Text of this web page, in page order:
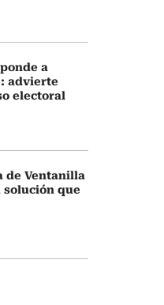
a
advierte
electoral
de Ventanilla
solución que